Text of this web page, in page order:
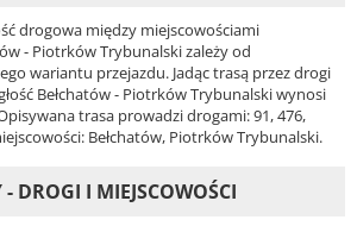
drogowa między miejscowościami
- Piotrków Trybunalski zależy od
wariantu przejazdu. Jadąc trasą przez drogi
Bełchatów - Piotrków Trybunalski wynosi
trasa prowadzi drogami: 91, 476,
Bełchatów, Piotrków Trybunalski.
- DROGI I MIEJSCOWOŚCI